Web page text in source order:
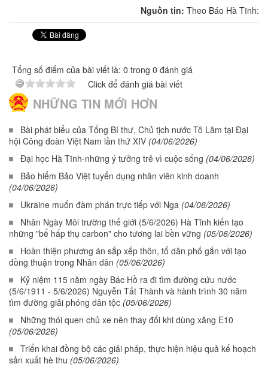
Nguồn tin: Theo Báo Hà Tĩnh:
Tổng số điểm của bài viết là: 0 trong 0 đánh giá
Click để đánh giá bài viết
NHỮNG TIN MỚI HƠN
Bài phát biểu của Tổng Bí thư, Chủ tịch nước Tô Lâm tại Đại
hội Công đoàn Việt Nam lần thứ XIV (04/06/2026)
Đại học Hà Tĩnh-những ý tưởng trẻ vì cuộc sống (04/06/2026)
Bảo hiểm Bảo Việt tuyển dụng nhân viên kinh doanh
(04/06/2026)
Ukraine muốn đàm phán trực tiếp với Nga (04/06/2026)
Nhân Ngày Môi trường thế giới (5/6/2026) Hà Tĩnh kiến tạo
những "bể hấp thụ carbon" cho tương lai bền vững (05/06/2026)
Hoàn thiện phương án sắp xếp thôn, tổ dân phố gắn với tạo
đồng thuận trong Nhân dân (05/06/2026)
Kỷ niệm 115 năm ngày Bác Hồ ra đi tìm đường cứu nước
(5/6/1911 - 5/6/2026) Nguyễn Tất Thành và hành trình 30 năm
tìm đường giải phóng dân tộc (05/06/2026)
Những thói quen chủ xe nên thay đổi khi dùng xăng E10
(05/06/2026)
Triển khai đồng bộ các giải pháp, thực hiện hiệu quả kế hoạch
sản xuất hè thu (05/06/2026)